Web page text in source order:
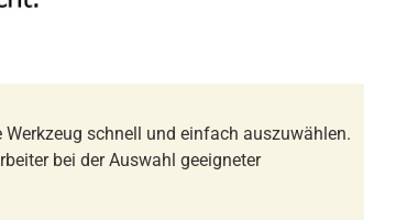
Werkzeug schnell und einfach auszuwählen.
bei der Auswahl geeigneter